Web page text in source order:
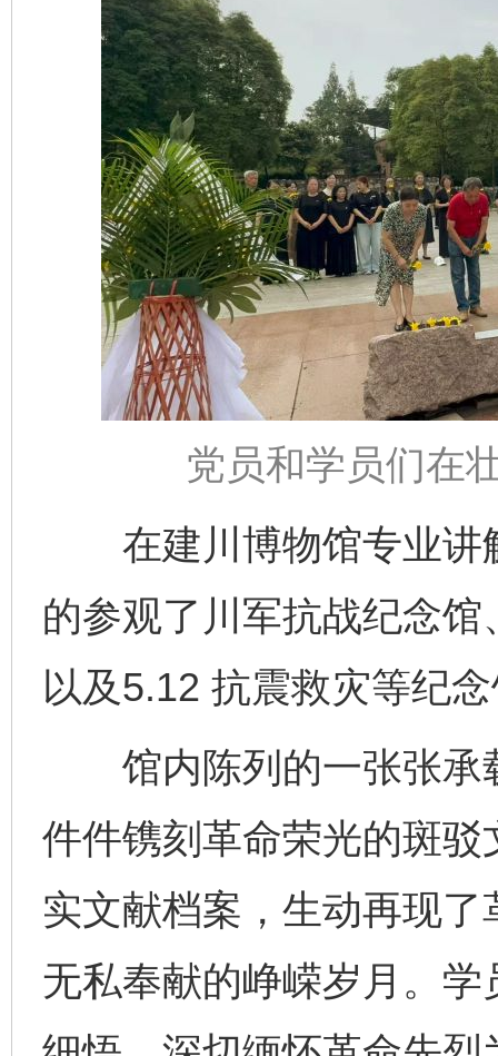
党员和学员们在
在建川博物馆专业讲
的参观了川军抗战纪念
以及5.12 抗震救灾等纪
馆内陈列的一张张承
件件镌刻革命荣光的斑
实文献档案，生动再现
无私奉献的峥嵘岁月。